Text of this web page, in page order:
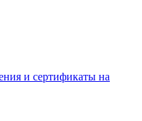
и сертификаты на